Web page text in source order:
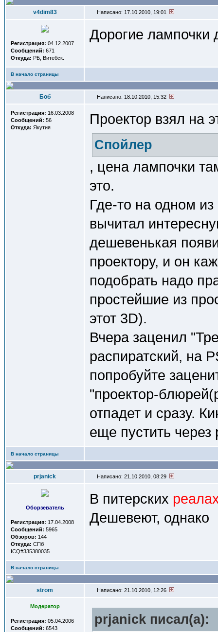
v4dim83 Написано: 17.10.2010, 19:01
Регистрация: 04.12.2007
Сообщений: 671
Откуда: РБ, Витебск.
Дорогие лампочки
В начало страницы
Боб Написано: 18.10.2010, 15:32
Регистрация: 16.03.2008
Сообщений: 56
Откуда: Якутия
Проектор взял на
Спойлер
, цена лампочки
это.
Где-то на одном
вычитал
дешевенькая
проектору, и он
подобрать надо
простейшие из
этот 3D).
Вчера заценил
распиратский, на
попробуйте
"проектор-
отпадет и сразу.
еще пустить
В начало страницы
prjanick Написано: 21.10.2010, 08:29
Оборзеватель
Регистрация: 17.04.2008
Сообщений: 5965
Обзоров: 144
Откуда: СПб
ICQ#335380035
В питерских
Дешевеют, однако
В начало страницы
strom Написано: 21.10.2010, 12:26
Модератор
Регистрация: 05.04.2006
Сообщений: 6543
prjanick писал(a):